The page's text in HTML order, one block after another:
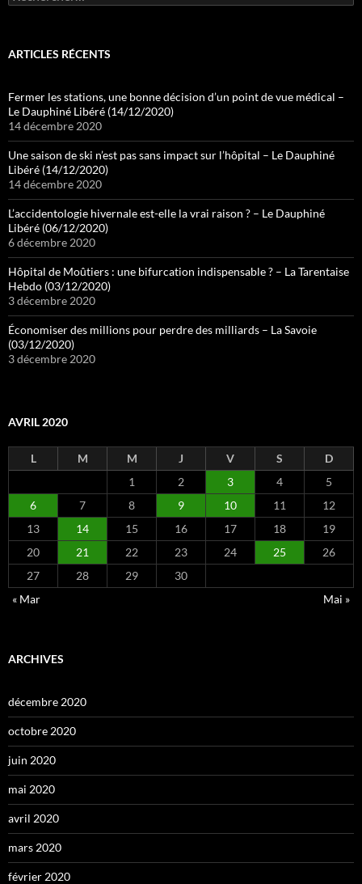
ARTICLES RÉCENTS
Fermer les stations, une bonne décision d’un point de vue médical –
Le Dauphiné Libéré (14/12/2020)
14 décembre 2020
Une saison de ski n’est pas sans impact sur l’hôpital – Le Dauphiné
Libéré (14/12/2020)
14 décembre 2020
L’accidentologie hivernale est-elle la vrai raison ? – Le Dauphiné
Libéré (06/12/2020)
6 décembre 2020
Hôpital de Moûtiers : une bifurcation indispensable ? – La Tarentaise
Hebdo (03/12/2020)
3 décembre 2020
Économiser des millions pour perdre des milliards – La Savoie
(03/12/2020)
3 décembre 2020
AVRIL 2020
L M M J V S
D
1
2 3 4
5
6
7 8 9 10 11
12
13
14 15 16 17 18
19
20
21 22 23 24 25
26
27
28 29
30
« Mar
Mai »
ARCHIVES
décembre 2020
octobre 2020
juin 2020
mai 2020
avril 2020
mars 2020
février 2020